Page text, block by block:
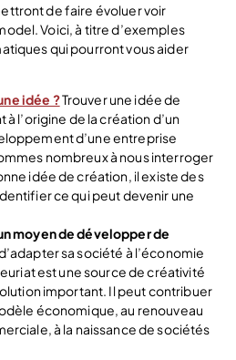
de faire évoluer voir
Voici, à titre d’exemples
qui pourront vous aider
idée ?Trouver une idée de
l’origine de la création d’un
d’une entreprise
nombreux à nous interroger
idée de création, il existe des
ce qui peut devenir une
moyen de développer de
sa société à l’économie
est une source de créativité
important. Il peut contribuer
économique, au renouveau
à la naissance de sociétés